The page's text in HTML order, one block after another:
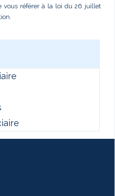
vous référer à la loi du 26 juillet